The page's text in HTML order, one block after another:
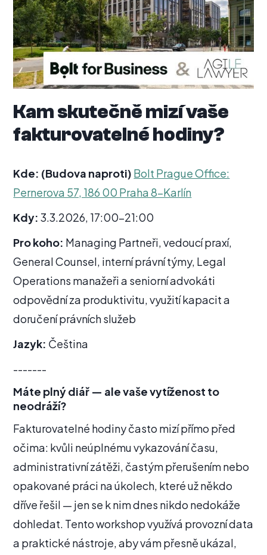
Kam skutečně mizí vaše
fakturovatelné hodiny?
Kde: (Budova naproti) Bolt Prague Office:
Pernerova 57, 186 00 Praha 8-Karlín
Kdy:3.3.2026, 17:00-21:00
Pro koho: Managing Partneři, vedoucí praxí,
General Counsel, interní právní týmy, Legal
Operations manažeři a seniorní advokáti
odpovědní za produktivitu, využití kapacit a
doručení právních služeb
Jazyk: Čeština
-------
Máte plný diář — ale vaše vytíženost to
neodráží?
Fakturovatelné hodiny často mizí přímo před
očima: kvůli neúplnému vykazování času,
administrativní zátěži, častým přerušením nebo
opakované práci na úkolech, které už někdo
dříve řešil — jen se k nim dnes nikdo nedokáže
dohledat. Tento workshop využívá provozní data
a praktické nástroje, aby vám přesně ukázal,